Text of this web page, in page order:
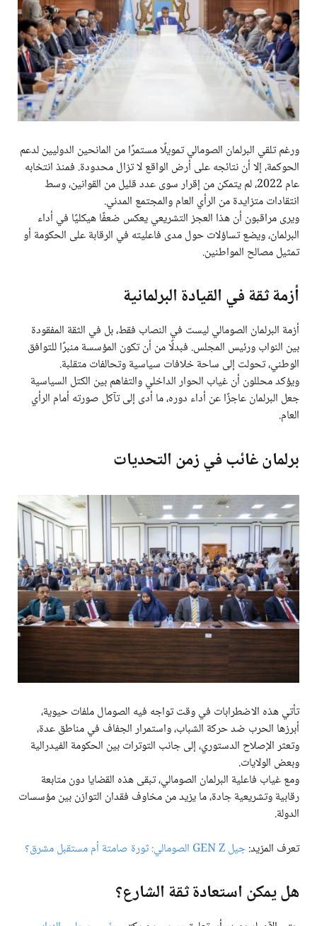
ورغم تلقي البرلمان الصومالي تمويلًا مستمرًا من المانحين الدوليين لدعم
الحوكمة، إلا أن نتائجه على أرض الواقع لا تزال محدودة. فمنذ انتخابه
عام 2022، لم يتمكن من إقرار سوى عدد قليل من القوانين، وسط
انتقادات متزايدة من الرأي العام والمجتمع المدني.
ويرى مراقبون أن هذا العجز التشريعي يعكس ضعفًا هيكليًا في أداء
البرلمان، ويضع تساؤلات حول مدى فاعليته في الرقابة على الحكومة أو
تمثيل مصالح المواطنين.
أزمة ثقة في القيادة البرلمانية
أزمة البرلمان الصومالي ليست في النصاب فقط، بل في الثقة المفقودة
بين النواب ورئيس المجلس. فبدلًا من أن تكون المؤسسة منبرًا للتوافق
الوطني، تحولت إلى ساحة خلافات سياسية وتحالفات متقلبة.
ويؤكد محللون أن غياب الحوار الداخلي والتفاهم بين الكتل السياسية
جعل البرلمان عاجزًا عن أداء دوره، ما أدى إلى تآكل صورته أمام الرأي
العام.
برلمان غائب في زمن التحديات
تأتي هذه الاضطرابات في وقت تواجه فيه الصومال ملفات حيوية،
أبرزها الحرب ضد حركة الشباب، واستمرار الجفاف في مناطق عدة،
وتعثر الإصلاح الدستوري، إلى جانب التوترات بين الحكومة الفيدرالية
وبعض الولايات.
ومع غياب فاعلية البرلمان الصومالي، تبقى هذه القضايا دون متابعة
رقابية وتشريعية جادة، ما يزيد من مخاوف فقدان التوازن بين مؤسسات
الدولة.
تعرف المزيد:جيل GEN Z الصومالي: ثورة صامتة أم مستقبل مشرق؟
هل يمكن استعادة ثقة الشارع؟